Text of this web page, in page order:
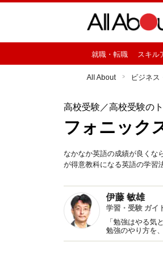
就職・転職 スキル
All About ビジネス
高校受験 ／高校受験の
フォニック
なかなか英語の成績が良くな
が得意教科になる英語の学習
伊藤 敏雄
学習・受験 ガイ
「勉強はやる気
勉強のやり方を
保護者に、学習